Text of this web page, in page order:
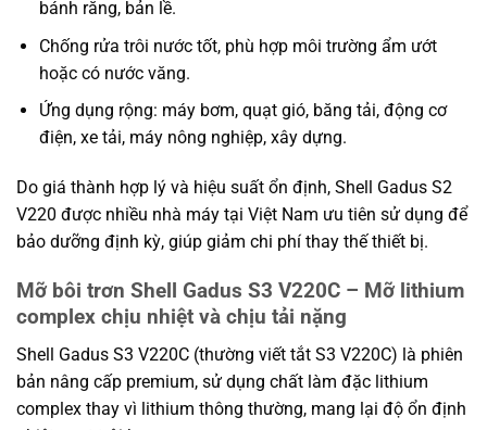
bánh răng, bản lề.
Chống rửa trôi nước tốt, phù hợp môi trường ẩm ướt
hoặc có nước văng.
Ứng dụng rộng: máy bơm, quạt gió, băng tải, động cơ
điện, xe tải, máy nông nghiệp, xây dựng.
Do giá thành hợp lý và hiệu suất ổn định, Shell Gadus S2
V220 được nhiều nhà máy tại Việt Nam ưu tiên sử dụng để
bảo dưỡng định kỳ, giúp giảm chi phí thay thế thiết bị.
Mỡ bôi trơn Shell Gadus S3 V220C – Mỡ lithium
complex chịu nhiệt và chịu tải nặng
Shell Gadus S3 V220C (thường viết tắt S3 V220C) là phiên
bản nâng cấp premium, sử dụng chất làm đặc lithium
complex thay vì lithium thông thường, mang lại độ ổn định